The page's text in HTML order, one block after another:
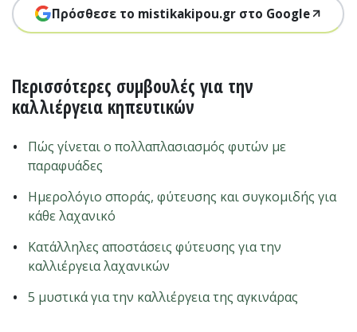
Πρόσθεσε το mistikakipou.gr στο Google
Περισσότερες συμβουλές για την
καλλιέργεια κηπευτικών
Πώς γίνεται ο πολλαπλασιασμός φυτών με
παραφυάδες
Ημερολόγιο σποράς, φύτευσης και συγκομιδής για
κάθε λαχανικό
Κατάλληλες αποστάσεις φύτευσης για την
καλλιέργεια λαχανικών
5 μυστικά για την καλλιέργεια της αγκινάρας